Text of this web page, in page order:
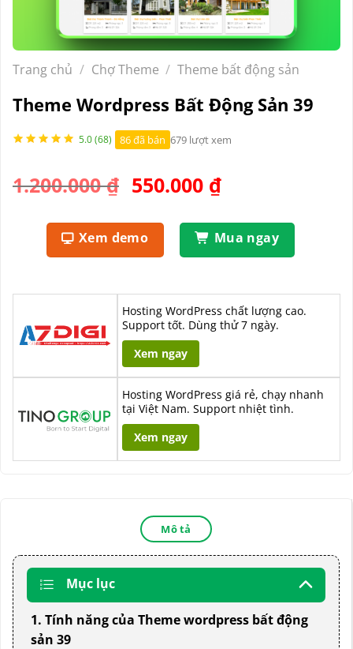
Trang chủ / Chợ Theme / Theme bất động sản
Theme Wordpress Bất Động Sản 39
5.0 (68) 86 đã bán 679 lượt xem
1.200.000₫ Giá
là:
1.200.000 ₫.
550.000 ₫Giá
tại
là:
Xem demo Mua ngay
Hosting WordPress chất lượng cao.
Support tốt. Dùng thử 7 ngày.
Xem ngay
Hosting WordPress giá rẻ, chạy nhanh
tại Việt Nam. Support nhiệt tình.
Xem ngay
Mô tả
Mục lục
1. Tính năng của Theme wordpress bất động
sản 39